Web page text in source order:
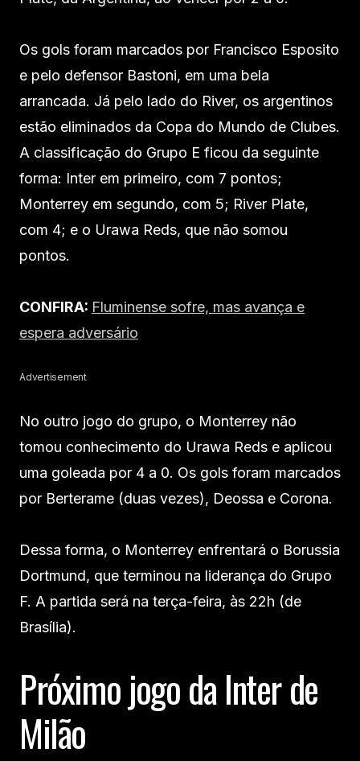
Os gols foram marcados por Francisco Esposito
e pelo defensor Bastoni, em uma bela
arrancada. Já pelo lado do River, os argentinos
estão eliminados da Copa do Mundo de Clubes.
A classificação do Grupo E ficou da seguinte
forma: Inter em primeiro, com 7 pontos;
Monterrey em segundo, com 5; River Plate,
com 4; e o Urawa Reds, que não somou
pontos.
CONFIRA: Fluminense sofre, mas avança e
espera adversário
Advertisement
No outro jogo do grupo, o Monterrey não
tomou conhecimento do Urawa Reds e aplicou
uma goleada por 4 a 0. Os gols foram marcados
por Berterame (duas vezes), Deossa e Corona.
Dessa forma, o Monterrey enfrentará o Borussia
Dortmund, que terminou na liderança do Grupo
F. A partida será na terça-feira, às 22h (de
Brasília).
Próximo jogo da Inter de
Milão